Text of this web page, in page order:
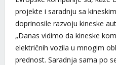
projekte i saradnju sa
doprinosile razvoju kineske
„Danas vidimo da kineske
električnih vozila u mnogim
prednost. Saradnja sama po